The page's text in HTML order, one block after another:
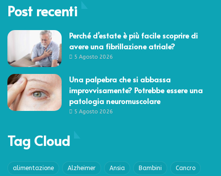
Post recenti
Perché d’estate è più facile scoprire di
avere una fibrillazione atriale?
5 Agosto 2026
Una palpebra che si abbassa
improvvisamente? Potrebbe essere una
patologia neuromuscolare
5 Agosto 2026
Tag Cloud
alimentazione Alzheimer Ansia Bambini Cancro